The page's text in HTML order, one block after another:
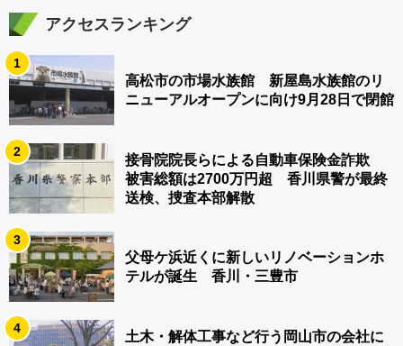
アクセスランキング
1
高松市の市場水族館 新屋島水族館のリ
ニューアルオープンに向け9月28日で閉館
2
接骨院院長らによる自動車保険金詐欺
被害総額は2700万円超 香川県警が最終
送検、捜査本部解散
3
父母ケ浜近くに新しいリノベーションホ
テルが誕生 香川・三豊市
4
土木・解体工事など行う岡山市の会社に